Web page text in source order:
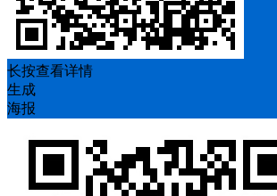
长按查看详情
生成
海报